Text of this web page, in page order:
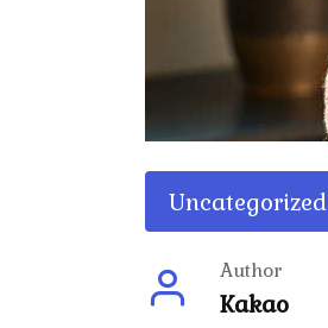
Uncategorized
Author
Kakao